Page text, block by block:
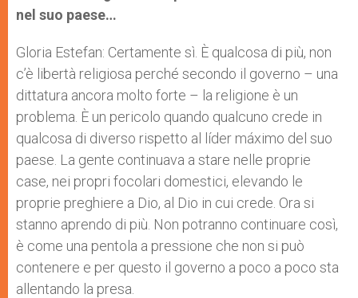
nel suo paese…
Gloria Estefan: Certamente sì. È qualcosa di più, non
c’è libertà religiosa perché secondo il governo – una
dittatura ancora molto forte – la religione è un
problema. È un pericolo quando qualcuno crede in
qualcosa di diverso rispetto al líder máximo del suo
paese. La gente continuava a stare nelle proprie
case, nei propri focolari domestici, elevando le
proprie preghiere a Dio, al Dio in cui crede. Ora si
stanno aprendo di più. Non potranno continuare così,
è come una pentola a pressione che non si può
contenere e per questo il governo a poco a poco sta
allentando la presa.